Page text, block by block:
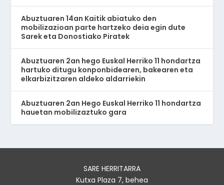
Abuztuaren 14an Kaitik abiatuko den
mobilizazioan parte hartzeko deia egin dute
Sarek eta Donostiako Piratek
Abuztuaren 2an hego Euskal Herriko 11 hondartza
hartuko ditugu konponbidearen, bakearen eta
elkarbizitzaren aldeko aldarriekin
Abuztuaren 2an Hego Euskal Herriko 11 hondartza
hauetan mobilizaztuko gara
SARE HERRITARRA
Kutxa Plaza 7, behea